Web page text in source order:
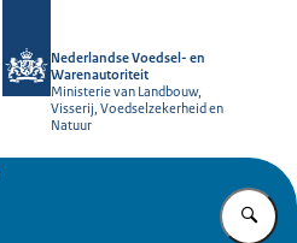
Nederlandse Voedsel- en
Warenautoriteit
Ministerie van Landbouw,
Visserij, Voedselzekerheid en
Natuur